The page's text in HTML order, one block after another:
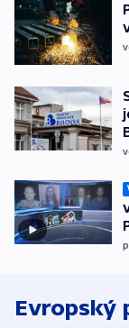
Evropský